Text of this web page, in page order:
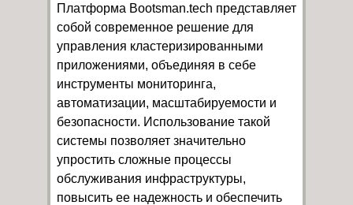
Платформа Bootsman.tech представляет
собой современное решение для
управления кластеризированными
приложениями, объединяя в себе
инструменты мониторинга,
автоматизации, масштабируемости и
безопасности. Использование такой
системы позволяет значительно
упростить сложные процессы
обслуживания инфраструктуры,
повысить ее надежность и обеспечить